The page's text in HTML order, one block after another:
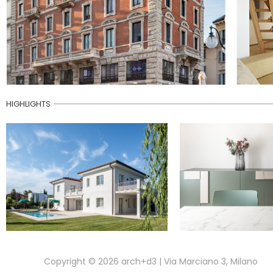
HIGHLIGHTS
Copyright © 2026 arch+d3 | Via Marciano 3, Milano